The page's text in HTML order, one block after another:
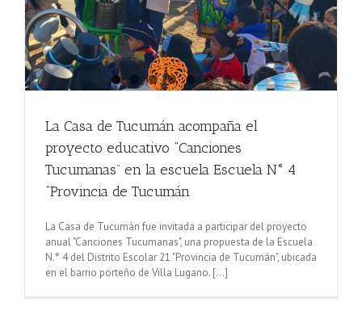
La Casa de Tucumán acompaña el
proyecto educativo “Canciones
Tucumanas” en la escuela Escuela N° 4
“Provincia de Tucumán
La Casa de Tucumán fue invitada a participar del proyecto
anual "Canciones Tucumanas", una propuesta de la Escuela
N.° 4 del Distrito Escolar 21 "Provincia de Tucumán", ubicada
en el barrio porteño de Villa Lugano. [...]